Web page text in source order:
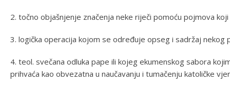
2. točno objašnjenje značenja neke riječi pomoću pojmova
3. logička operacija kojom se određuje opseg i sadržaj nekog
4. teol. svečana odluka pape ili kojeg ekumenskog sabora
prihvaća kao obvezatna u naučavanju i tumačenju katoličke